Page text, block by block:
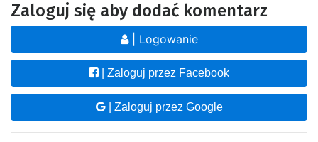
Zaloguj się aby dodać komentarz
| Logowanie
| Zaloguj przez Facebook
| Zaloguj przez Google